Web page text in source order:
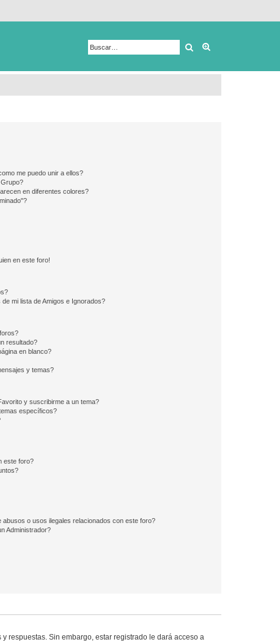
Buscar
me puedo unir a ellos?
en diferentes colores?
en este foro!
mi lista de Amigos e Ignorados?
resultado?
en blanco?
y temas?
y suscribirme a un tema?
específicos?
este foro?
o usos ilegales relacionados con este foro?
Administrador?
respuestas. Sin embargo, estar registrado le dará acceso a